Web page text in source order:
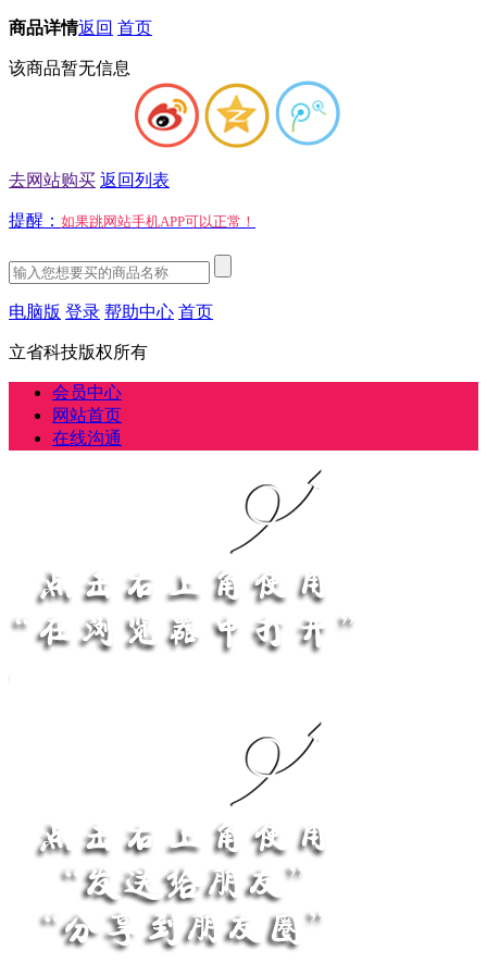
商品详情返回 首页
该商品暂无信息
去网站购买 返回列表
提醒： 如果跳网站手机APP可以正常！
电脑版 登录 帮助中心 首页
立省科技版权所有
会员中心
网站首页
在线沟通